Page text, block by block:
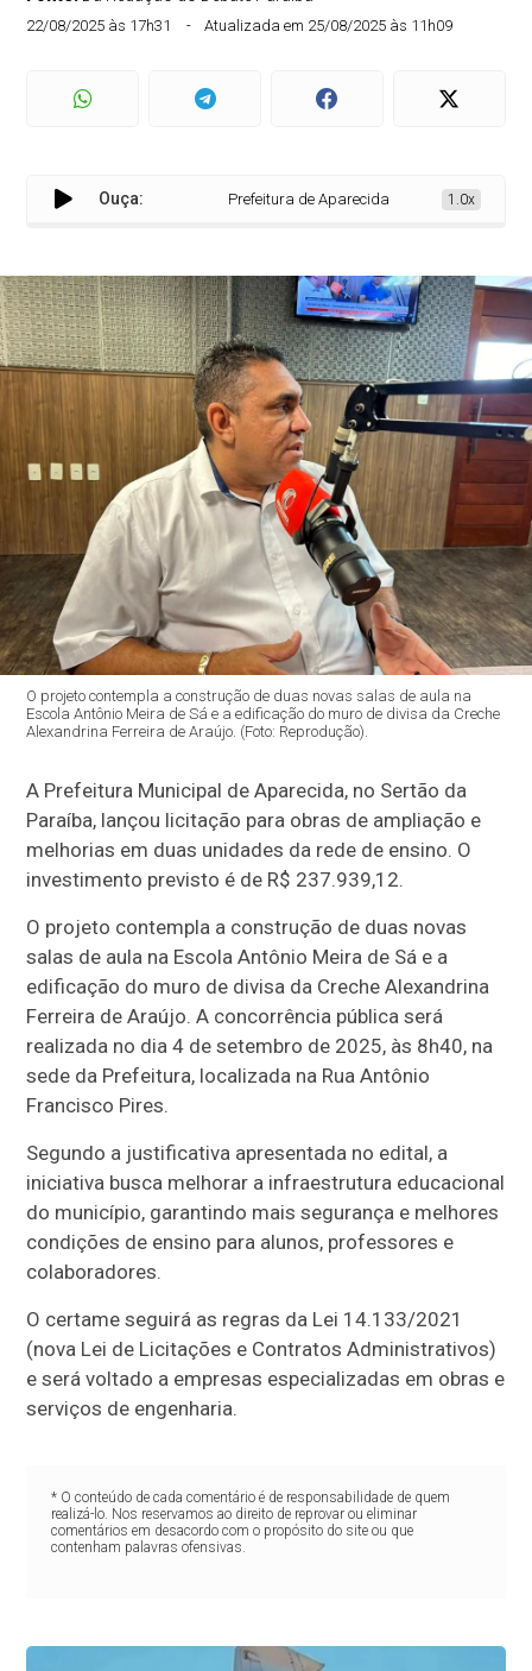
22/08/2025 às 17h31 Atualizada em 25/08/2025 às 11h09
Ouça: Prefeitura de Aparecida anuncia investimento
1.0x
O projeto contempla a construção de duas novas salas de aula na
Escola Antônio Meira de Sá e a edificação do muro de divisa da Creche
Alexandrina Ferreira de Araújo. (Foto: Reprodução).
A Prefeitura Municipal de Aparecida, no Sertão da
Paraíba, lançou licitação para obras de ampliação e
melhorias em duas unidades da rede de ensino. O
investimento previsto é de R$ 237.939,12.
O projeto contempla a construção de duas novas
salas de aula na Escola Antônio Meira de Sá e a
edificação do muro de divisa da Creche Alexandrina
Ferreira de Araújo. A concorrência pública será
realizada no dia 4 de setembro de 2025, às 8h40, na
sede da Prefeitura, localizada na Rua Antônio
Francisco Pires.
Segundo a justificativa apresentada no edital, a
iniciativa busca melhorar a infraestrutura educacional
do município, garantindo mais segurança e melhores
condições de ensino para alunos, professores e
colaboradores.
O certame seguirá as regras da Lei 14.133/2021
(nova Lei de Licitações e Contratos Administrativos)
e será voltado a empresas especializadas em obras e
serviços de engenharia.
* O conteúdo de cada comentário é de responsabilidade de quem
realizá-lo. Nos reservamos ao direito de reprovar ou eliminar
comentários em desacordo com o propósito do site ou que
contenham palavras ofensivas.